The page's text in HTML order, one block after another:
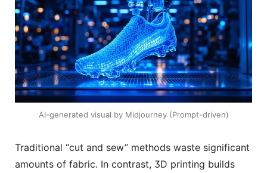
AI-generated visual by Midjourney (Prompt-driven)
Traditional “cut and sew” methods waste significant
amounts of fabric. In contrast, 3D printing builds